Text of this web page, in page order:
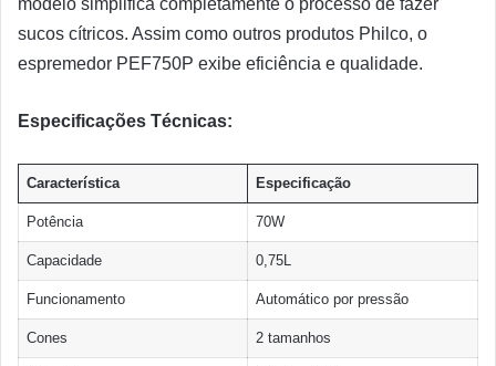
sucos cítricos. Assim como outros produtos Philco, o
espremedor PEF750P exibe eficiência e qualidade.
Especificações Técnicas:
Característica Especificação
Potência 70W
Capacidade 0,75L
Funcionamento Automático por pressão
Cones 2 tamanhos